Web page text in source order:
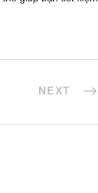
NEXT